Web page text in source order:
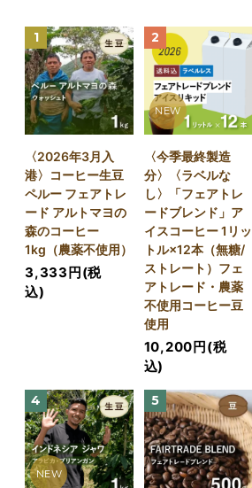
1
〈2026年3月入
港〉コーヒー生豆
ペルー フェアトレ
ード アルトマヨの
森のコーヒー
1kg（農薬不使用）
3,333円(税
込)
2
NEW
〈今季最終製造
分〉〈ラベルな
し〉「フェアトレ
ードブレンド」ア
イスコーヒー 1リッ
トル×12本（無糖/
ストレート）フェ
アトレード・農薬
不使用コーヒー豆
使用
10,200円(税
込)
4
NEW
5